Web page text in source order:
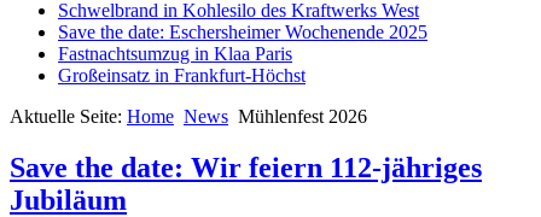
Schwelbrand in Kohlesilo des Kraftwerks West
Save the date: Eschersheimer Wochenende 2025
Fastnachtsumzug in Klaa Paris
Großeinsatz in Frankfurt-Höchst
Aktuelle Seite: Home News Mühlenfest 2026
Save the date: Wir feiern 112-jähriges
Jubiläum